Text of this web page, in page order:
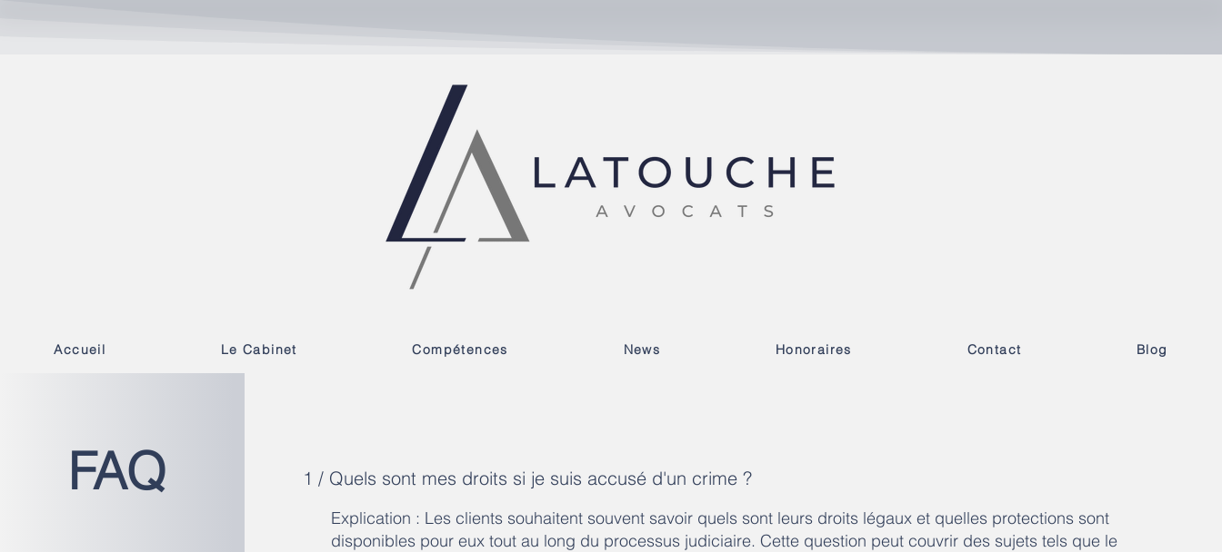
Accueil Le Cabinet Compétences News Honoraires Contact Blog
FAQ 1 / Quels sont mes droits si je suis accusé d'un crime ?​
Explication : Les clients souhaitent souvent savoir quels sont leurs droits légaux et quelles protections sont
disponibles pour eux tout au long du processus judiciaire. Cette question peut couvrir des sujets tels que le